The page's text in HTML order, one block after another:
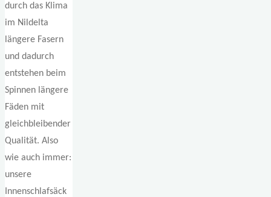
durch das Klima
im Nildelta
längere Fasern
und dadurch
entstehen beim
Spinnen längere
Fäden mit
gleichbleibender
Qualität. Also
wie auch immer:
unsere
Innenschlafsäck